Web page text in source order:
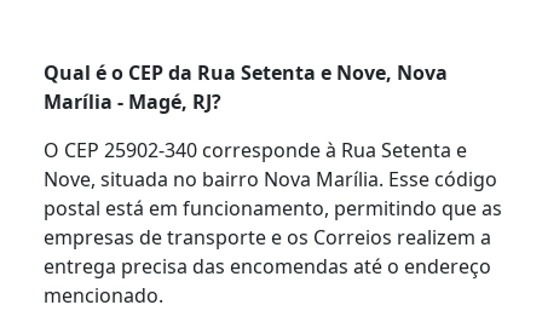
Qual é o CEP da Rua Setenta e Nove, Nova
Marília - Magé, RJ?
O CEP 25902-340 corresponde à Rua Setenta e
Nove, situada no bairro Nova Marília. Esse código
postal está em funcionamento, permitindo que as
empresas de transporte e os Correios realizem a
entrega precisa das encomendas até o endereço
mencionado.